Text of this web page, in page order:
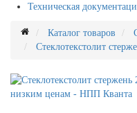
Техническая
Каталог товаров
Стеклотекстолит